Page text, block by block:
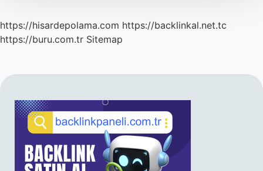
https://hisardepolama.com https://backlinkal.net.tc
https://buru.com.tr Sitemap
SIDEBAR